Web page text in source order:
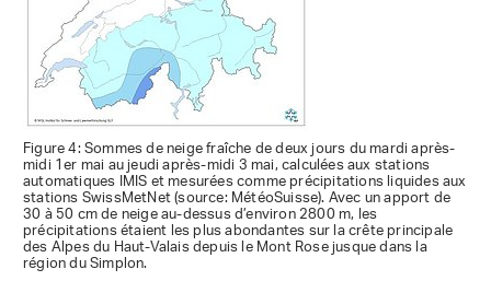
Figure 4: Sommes de neige fraîche de deux jours du mardi après-
midi 1er mai au jeudi après-midi 3 mai, calculées aux stations
automatiques IMIS et mesurées comme précipitations liquides aux
stations SwissMetNet (source: MétéoSuisse). Avec un apport de
30 à 50 cm de neige au-dessus d’environ 2800 m, les
précipitations étaient les plus abondantes sur la crête principale
des Alpes du Haut-Valais depuis le Mont Rose jusque dans la
région du Simplon.